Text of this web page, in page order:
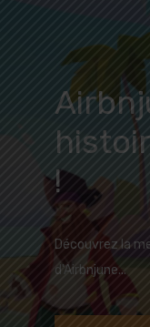
!
Découvrez la
d'Airbnjune...